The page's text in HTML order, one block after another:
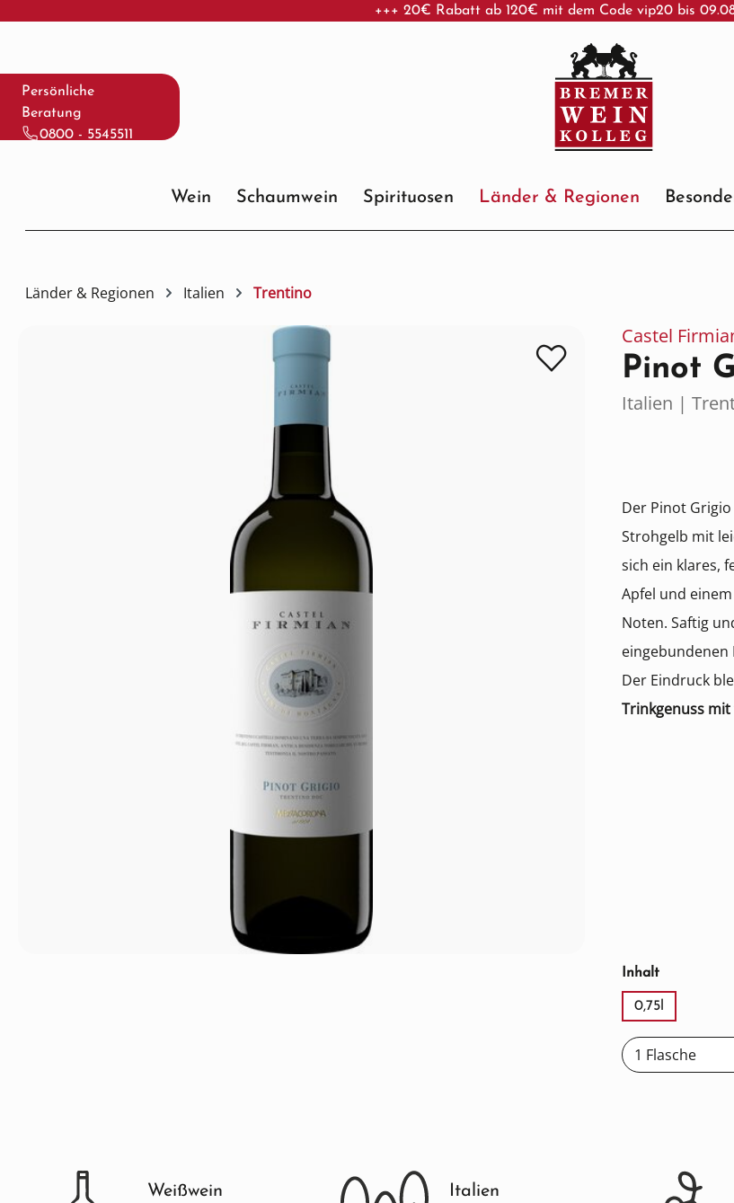
Hauptinhalt springen
Zur Suche springen
Zur Hauptnavigation springen
Persönliche
Beratung
0800 - 5545511
+++ 20€ Rabatt ab 120€ mit dem Code vip20 bis
Wein Schaumwein Spirituosen Länder & Regionen
Länder & Regionen Italien Trentino
Castel
Pinot
Italien |
Der Pinot
Strohgelb mit
sich ein klares,
Apfel und
Noten. Saftig
eingebundenen
Der Eindruck
Trinkgenuss
Inhaltauswählen
0,75l
Weißwein
Italien